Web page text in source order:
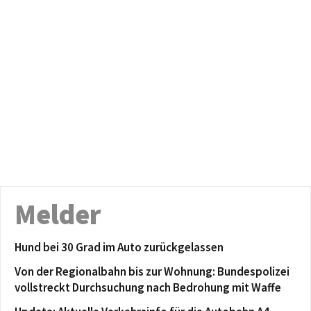
Melder
Hund bei 30 Grad im Auto zurückgelassen
Von der Regionalbahn bis zur Wohnung: Bundespolizei
vollstreckt Durchsuchung nach Bedrohung mit Waffe